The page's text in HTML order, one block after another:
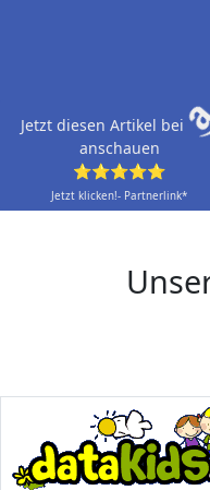
Jetzt diesen Artikel bei
anschauen
⭐⭐⭐⭐⭐
Jetzt klicken!- Partnerlink*